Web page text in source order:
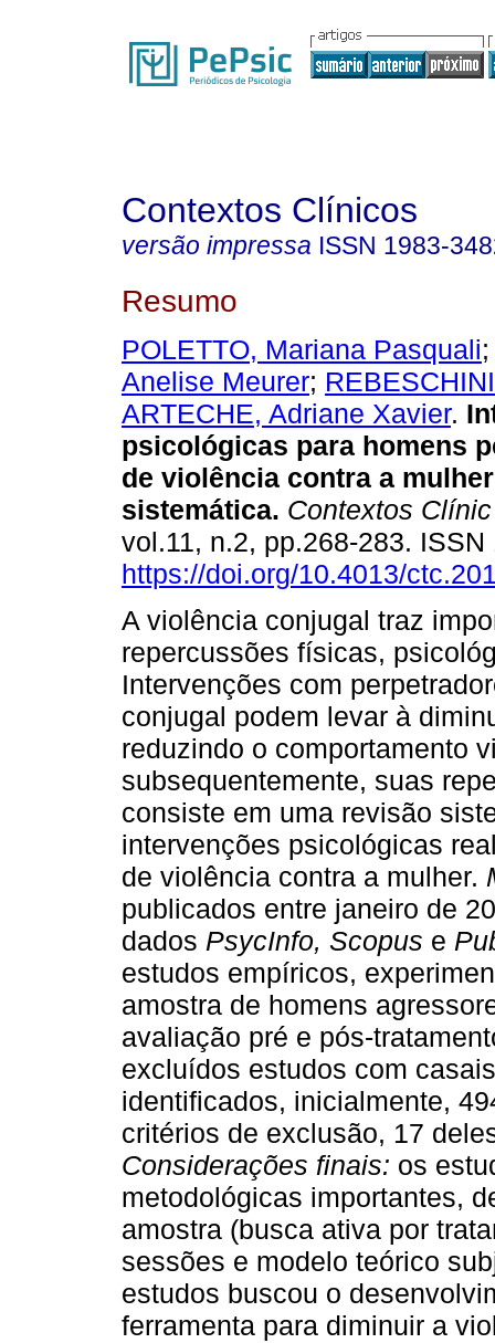
Contextos Clínicos
versão impressa ISSN 1983-
Resumo
POLETTO, Mariana Pasquali
Anelise Meurer;
ARTECHE, Adriane Xavier.
psicológicas para homens
de violência contra a mulher
sistemática. Contextos Clínic
vol.11, n.2, pp.268-283.
https://doi.org/10.4013/
A violência conjugal traz
repercussões físicas,
Intervenções com
conjugal podem levar à
reduzindo o comportamento
subsequentemente, suas
consiste em uma revisão
intervenções psicológicas
de violência contra a mulher.
publicados entre janeiro de
dados PsycInfo, Scopus e
estudos empíricos,
amostra de homens
avaliação pré e pós-
excluídos estudos com
identificados, inicialmente,
critérios de exclusão, 17
Considerações finais: os
metodológicas importantes,
amostra (busca ativa por
sessões e modelo teórico
estudos buscou o
ferramenta para diminuir a